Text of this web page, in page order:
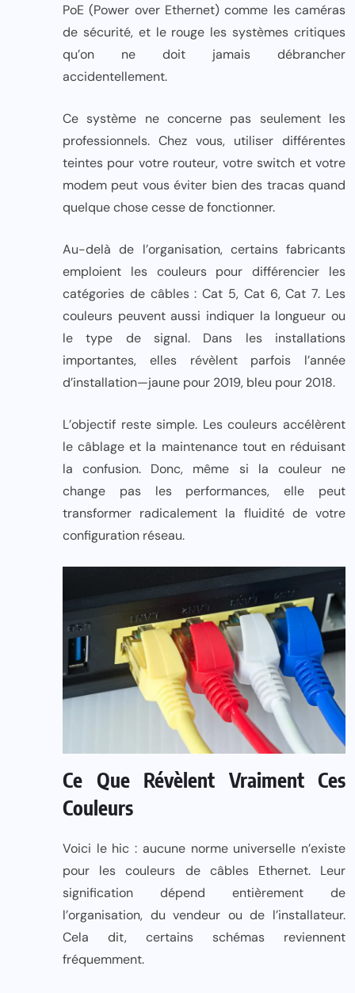
PoE (Power over Ethernet) comme les caméras
de sécurité, et le rouge les systèmes critiques
qu’on ne doit jamais débrancher
accidentellement.
Ce système ne concerne pas seulement les
professionnels. Chez vous, utiliser différentes
teintes pour votre routeur, votre switch et votre
modem peut vous éviter bien des tracas quand
quelque chose cesse de fonctionner.
Au-delà de l’organisation, certains fabricants
emploient les couleurs pour différencier les
catégories de câbles : Cat 5, Cat 6, Cat 7. Les
couleurs peuvent aussi indiquer la longueur ou
le type de signal. Dans les installations
importantes, elles révèlent parfois l’année
d’installation—jaune pour 2019, bleu pour 2018.
L’objectif reste simple. Les couleurs accélèrent
le câblage et la maintenance tout en réduisant
la confusion. Donc, même si la couleur ne
change pas les performances, elle peut
transformer radicalement la fluidité de votre
configuration réseau.
Ce Que Révèlent Vraiment Ces
Couleurs
Voici le hic : aucune norme universelle n’existe
pour les couleurs de câbles Ethernet. Leur
signification dépend entièrement de
l’organisation, du vendeur ou de l’installateur.
Cela dit, certains schémas reviennent
fréquemment.